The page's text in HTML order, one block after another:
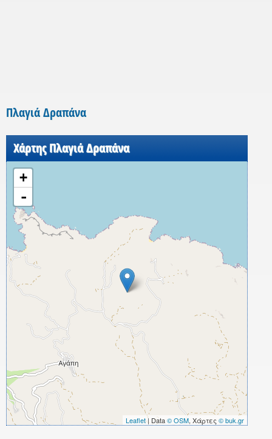
Πλαγιά Δραπάνα
Χάρτης Πλαγιά Δραπάνα
+
-
Leaflet| Data© OSM, Χάρτες © buk.gr